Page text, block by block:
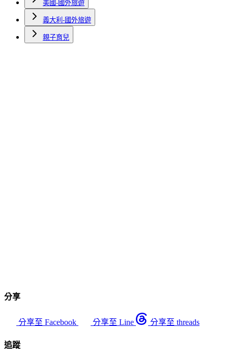
美國-國外旅遊
義大利-國外旅遊
親子育兒
分享
分享至 Facebook 分享至 Line 分享至 threads
追蹤